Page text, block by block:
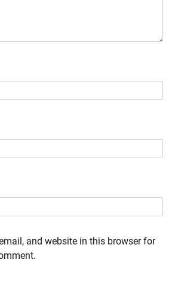
and website in this browser for